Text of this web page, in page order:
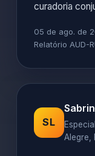
curadoria
05 de ago. de
Relatório AUD-
SL
Alegre,